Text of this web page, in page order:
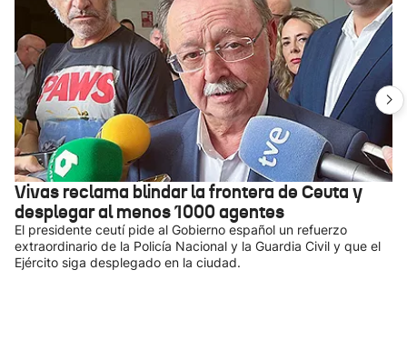
Vivas reclama blindar la frontera de Ceuta y
desplegar al menos 1000 agentes
El presidente ceutí pide al Gobierno español un refuerzo
extraordinario de la Policía Nacional y la Guardia Civil y que el
Ejército siga desplegado en la ciudad.